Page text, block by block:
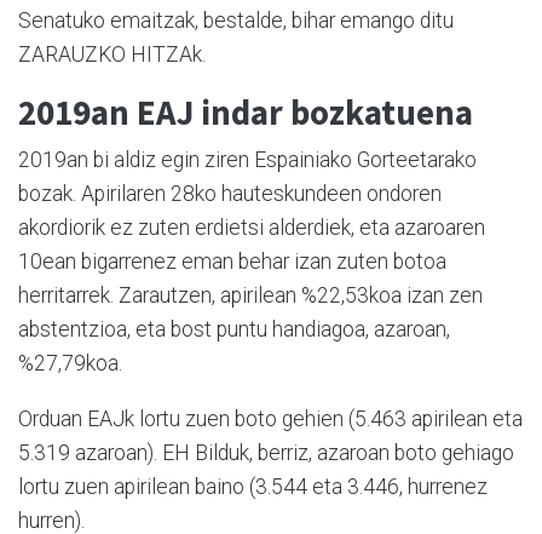
Senatuko emaitzak, bestalde, bihar emango ditu
ZARAUZKO HITZAk.
2019an EAJ indar bozkatuena
2019an bi aldiz egin ziren Espainiako Gorteetarako
bozak. Apirilaren 28ko hauteskundeen ondoren
akordiorik ez zuten erdietsi alderdiek, eta azaroaren
10ean bigarrenez eman behar izan zuten botoa
herritarrek. Zarautzen, apirilean %22,53koa izan zen
abstentzioa, eta bost puntu handiagoa, azaroan,
%27,79koa.
Orduan EAJk lortu zuen boto gehien (5.463 apirilean eta
5.319 azaroan). EH Bilduk, berriz, azaroan boto gehiago
lortu zuen apirilean baino (3.544 eta 3.446, hurrenez
hurren).